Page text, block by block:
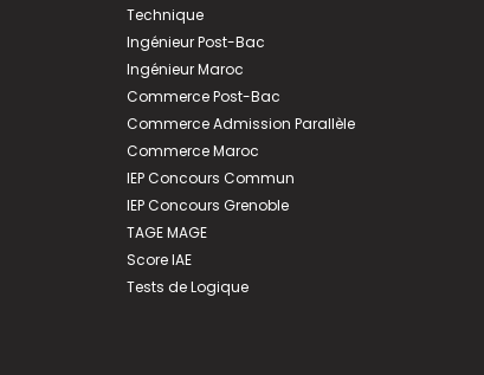
Technique
Ingénieur Post-Bac
Ingénieur Maroc
Commerce Post-Bac
Commerce Admission Parallèle
Commerce Maroc
IEP Concours Commun
IEP Concours Grenoble
TAGE MAGE
Score IAE
Tests de Logique